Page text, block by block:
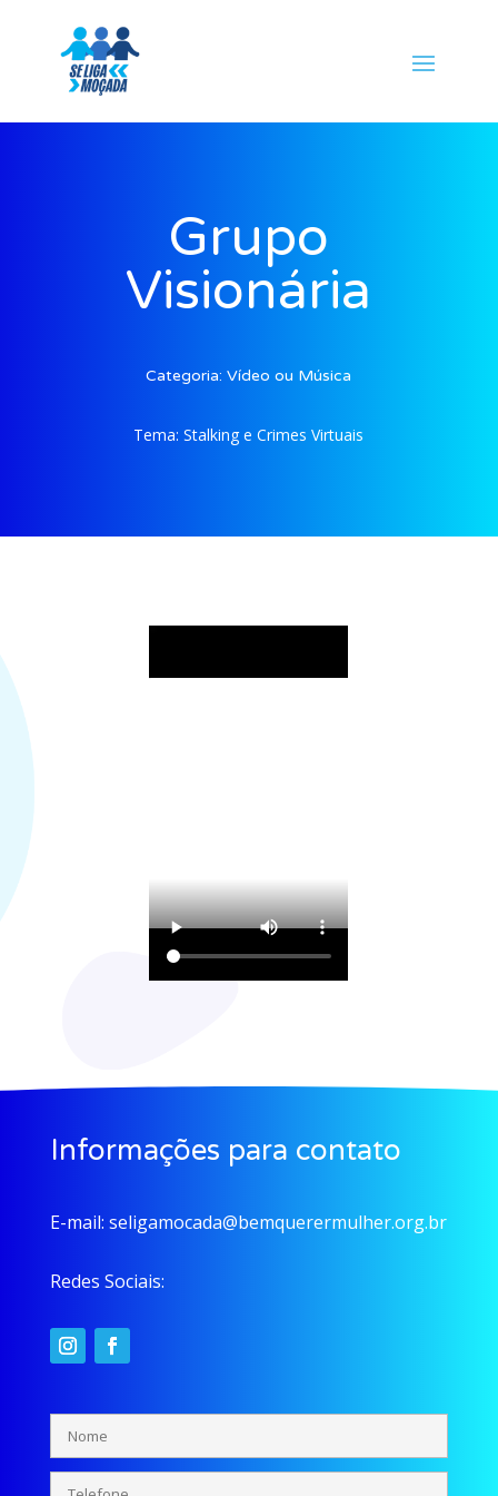
Grupo
Visionária
Categoria:Vídeo ou Música
Tema:Stalking e Crimes Virtuais
Informações para contato
E-mail: seligamocada@bemquerermulher.org.br
Redes Sociais: